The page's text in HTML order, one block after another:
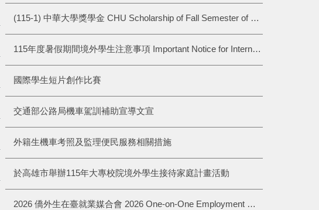
(115-1) 中華大學獎學金 CHU Scholarship of Fall Semester of 2026
115年度暑假期間境外學生注意事項 Important Notice for International Students During the Summer Break 2026
國際學生短片創作比賽
交通部公路局機車駕訓補助宣導文宣
外籍生機車考照及監理便民服務相關措施
於高雄市舉辦115年大專校院境外學生接待家庭計畫活動
2026 僑外生在臺就業媒合會 2026 One-on-One Employment Meetings